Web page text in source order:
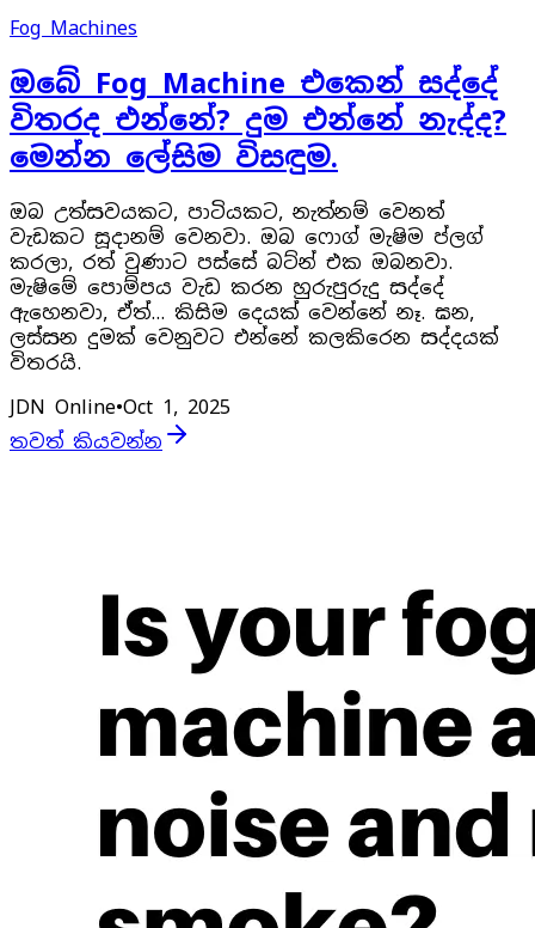
Fog Machines
ඔබේ Fog Machine එකෙන් සද්දේ
විතරද එන්නේ? දුම එන්නේ නැද්ද?
මෙන්න ලේසිම විසඳුම.
ඔබ උත්සවයකට, පාටියකට, නැත්නම් වෙනත්
වැඩකට සූදානම් වෙනවා. ඔබ ෆොග් මැෂිම ප්ලග්
කරලා, රත් වුණාට පස්සේ බට්න් එක ඔබනවා.
මැෂිමේ පොම්පය වැඩ කරන හුරුපුරුදු සද්දේ
ඇහෙනවා, ඒත්... කිසිම දෙයක් වෙන්නේ නෑ. ඝන,
ලස්සන දුමක් වෙනුවට එන්නේ කලකිරෙන සද්දයක්
විතරයි.
JDN Online•Oct 1, 2025
තවත් කියවන්න